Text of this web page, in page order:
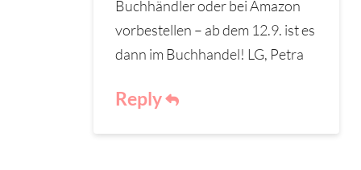
Buchhändler oder bei Amazon
vorbestellen – ab dem 12.9. ist es
dann im Buchhandel! LG, Petra
Reply